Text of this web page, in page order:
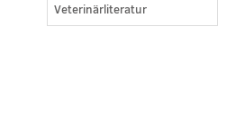
Veterinärliteratur